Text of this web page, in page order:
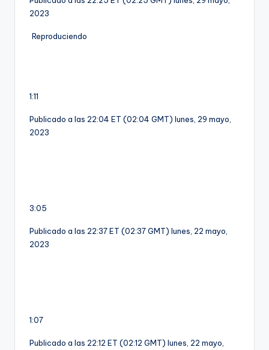
2023
Reproduciendo
1:11
Publicado a las 22:04 ET (02:04 GMT) lunes, 29 mayo,
2023
3:05
Publicado a las 22:37 ET (02:37 GMT) lunes, 22 mayo,
2023
1:07
Publicado a las 22:12 ET (02:12 GMT) lunes, 22 mayo,